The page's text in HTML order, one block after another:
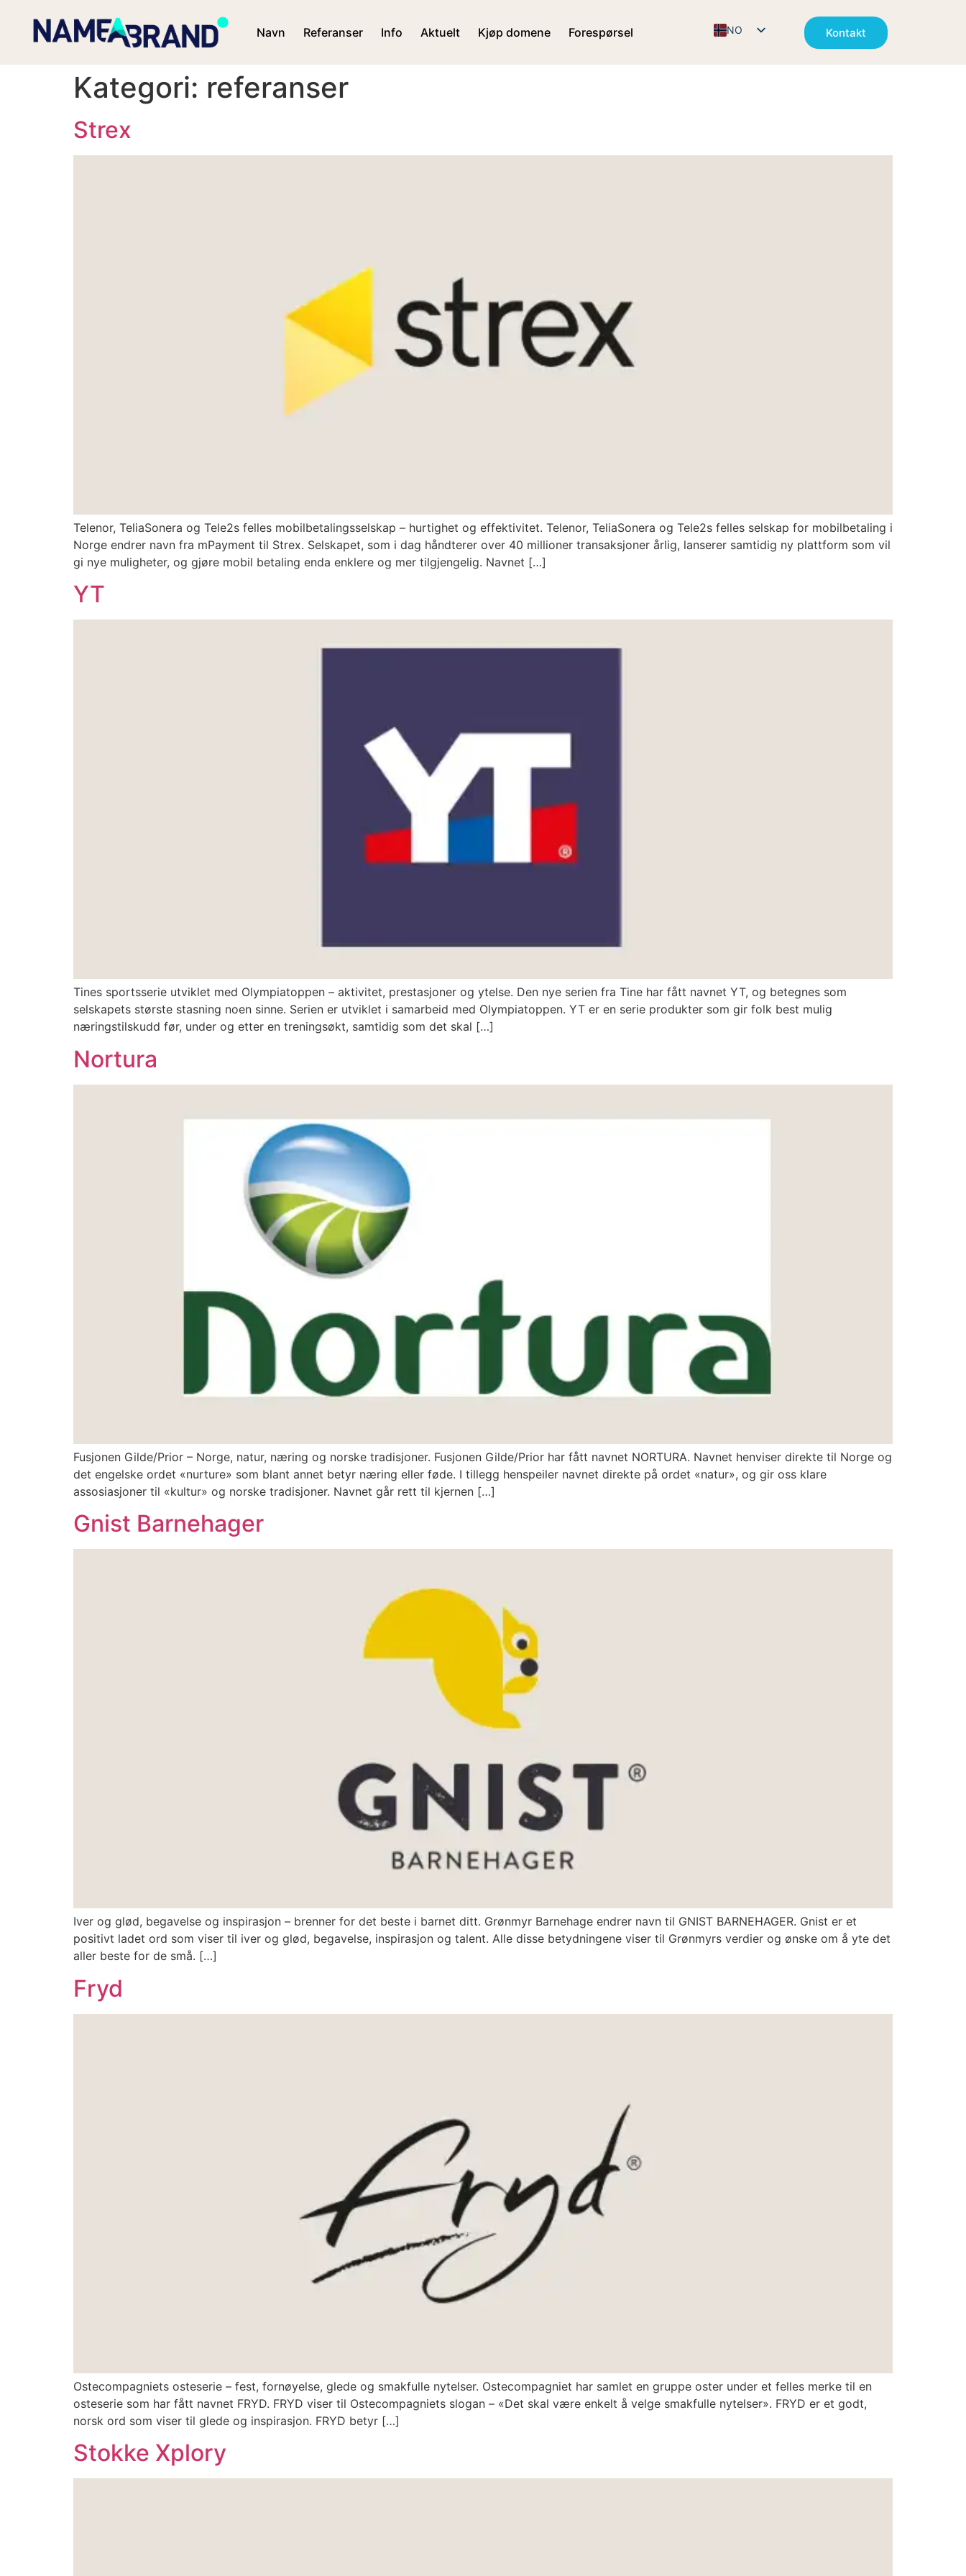
Navn Referanser Info Aktuelt Kjøp domene Forespørsel
NO
Kontakt
Kategori: referanser
Strex
Telenor, TeliaSonera og Tele2s felles mobilbetalingsselskap – hurtighet og effektivitet. Telenor, TeliaSonera og Tele2s felles selskap for mobilbetaling i
Norge endrer navn fra mPayment til Strex. Selskapet, som i dag håndterer over 40 millioner transaksjoner årlig, lanserer samtidig ny plattform som vil
gi nye muligheter, og gjøre mobil betaling enda enklere og mer tilgjengelig. Navnet […]
YT
Tines sportsserie utviklet med Olympiatoppen – aktivitet, prestasjoner og ytelse. Den nye serien fra Tine har fått navnet YT, og betegnes som
selskapets største stasning noen sinne. Serien er utviklet i samarbeid med Olympiatoppen. YT er en serie produkter som gir folk best mulig
næringstilskudd før, under og etter en treningsøkt, samtidig som det skal […]
Nortura
Fusjonen Gilde/Prior – Norge, natur, næring og norske tradisjoner. Fusjonen Gilde/Prior har fått navnet NORTURA. Navnet henviser direkte til Norge og
det engelske ordet «nurture» som blant annet betyr næring eller føde. I tillegg henspeiler navnet direkte på ordet «natur», og gir oss klare
assosiasjoner til «kultur» og norske tradisjoner. Navnet går rett til kjernen […]
Gnist Barnehager
Iver og glød, begavelse og inspirasjon – brenner for det beste i barnet ditt. Grønmyr Barnehage endrer navn til GNIST BARNEHAGER. Gnist er et
positivt ladet ord som viser til iver og glød, begavelse, inspirasjon og talent. Alle disse betydningene viser til Grønmyrs verdier og ønske om å yte det
aller beste for de små. […]
Fryd
Ostecompagniets osteserie – fest, fornøyelse, glede og smakfulle nytelser. Ostecompagniet har samlet en gruppe oster under et felles merke til en
osteserie som har fått navnet FRYD. FRYD viser til Ostecompagniets slogan – «Det skal være enkelt å velge smakfulle nytelser». FRYD er et godt,
norsk ord som viser til glede og inspirasjon. FRYD betyr […]
Stokke Xplory